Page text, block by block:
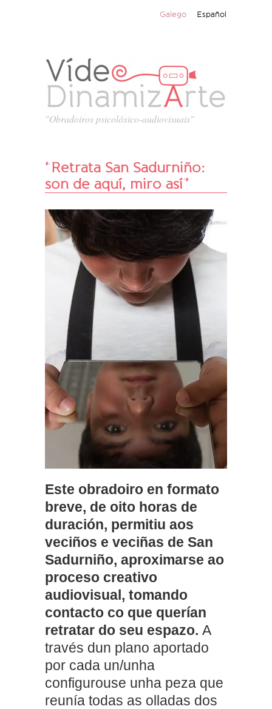
Galego Español
"Obradoiros psicolóxico-audiovisuais"
“Retrata San Sadurniño:
son de aquí, miro así”
Este obradoiro en formato
breve, de oito horas de
duración, permitiu aos
veciños e veciñas de San
Sadurniño, aproximarse ao
proceso creativo
audiovisual, tomando
contacto co que querían
retratar do seu espazo. A
través dun plano aportado
por cada un/unha
configurouse unha peza que
reunía todas as olladas dos